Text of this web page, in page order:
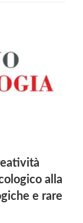
alla
e rare